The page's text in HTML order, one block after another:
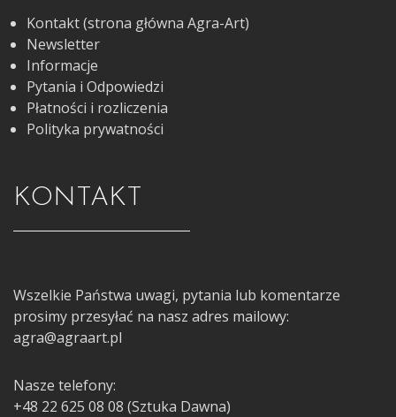
Kontakt (strona główna Agra-Art)
Newsletter
Informacje
Pytania i Odpowiedzi
Płatności i rozliczenia
Polityka prywatności
KONTAKT
Wszelkie Państwa uwagi, pytania lub komentarze
prosimy przesyłać na nasz adres mailowy:
agra@agraart.pl
Nasze telefony:
+48 22 625 08 08 (Sztuka Dawna)